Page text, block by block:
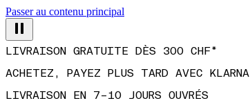
Passer au contenu principal
LIVRAISON GRATUITE DÈS 300 CHF*
ACHETEZ, PAYEZ PLUS TARD AVEC KLARNA
LIVRAISON EN 7–10 JOURS OUVRÉS